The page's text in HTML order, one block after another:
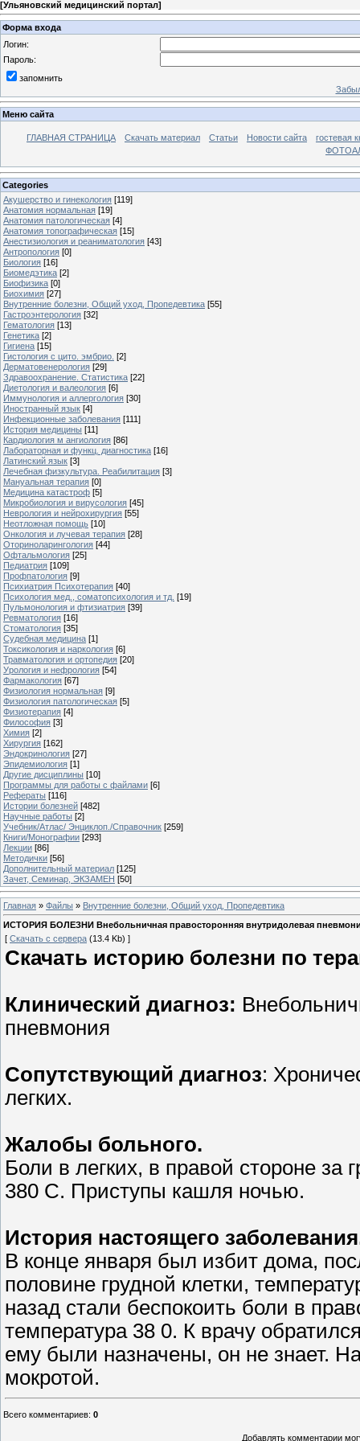
[Ульяновский медицинский портал]
Форма входа
Логин:
Пароль:
запомнить
Меню сайта
ГЛАВНАЯ СТРАНИЦА Скачать материал Статьи Новости сайта
гостевая
Categories
Акушерство и гинекология [119]
Анатомия нормальная [19]
Анатомия патологическая [4]
Анатомия топографическая [15]
Анестизиология и реаниматология [43]
Антропология [0]
Биология [16]
Биомедэтика [2]
Биофизика [0]
Биохимия [27]
Внутренние болезни, Общий уход, Пропедевтика [55]
Гастроэнтерология [32]
Гематология [13]
Генетика [2]
Гигиена [15]
Гистология с цито. эмбрио. [2]
Дерматовенерология [29]
Здравоохранение. Статистика [22]
Диетология и валеология [6]
Иммунология и аллергология [30]
Иностранный язык [4]
Инфекционные заболевания [111]
История медицины [11]
Кардиология м ангиология [86]
Лабораторная и функц. диагностика [16]
Латинский язык [3]
Лечебная физкультура. Реабилитация [3]
Мануальная терапия [0]
Медицина катастроф [5]
Микробиология и вирусология [45]
Неврология и нейрохирургия [55]
Неотложная помощь [10]
Онкология и лучевая терапия [28]
Оториноларингология [44]
Офтальмология [25]
Педиатрия [109]
Профпатология [9]
Психиатрия Психотерапия [40]
Психология мед., соматопсихология и тд. [19]
Пульмонология и фтизиатрия [39]
Ревматология [16]
Стоматология [35]
Судебная медицина [1]
Токсикология и наркология [6]
Травматология и ортопедия [20]
Урология и нефрология [54]
Фармакология [67]
Физиология нормальная [9]
Физиология патологическая [5]
Физиотерапия [4]
Философия [3]
Химия [2]
Хирургия [162]
Эндокринология [27]
Эпидемиология [1]
Другие дисциплины [10]
Программы для работы с файлами [6]
Рефераты [116]
Истории болезней [482]
Научные работы [2]
Учебник/Атлас/ Энциклоп./Справочник [259]
Книги/Монографии [293]
Лекции [86]
Методички [56]
Дополнительный материал [125]
Зачет, Семинар, ЭКЗАМЕН [50]
Главная » Файлы » Внутренние болезни, Общий уход, Пропедевтика
ИСТОРИЯ БОЛЕЗНИ Внебольничная правосторонняя внутридолевая
[ Скачать с сервера (13.4 Kb) ]
Скачать историю болезни по
Клинический диагноз:
пневмония
Сопутствующий диагноз:
легких.
Жалобы больного.
Боли в легких, в правой стороне
380 C. Приступы кашля ночью.
История настоящего
В конце января был избит дома,
половине грудной клетки,
назад стали беспокоить боли в
температура 38 0. К врачу
ему были назначены, он не знает.
мокротой.
Всего комментариев: 0
Добавлять комментарии